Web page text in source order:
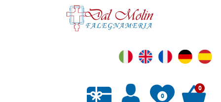
0
0